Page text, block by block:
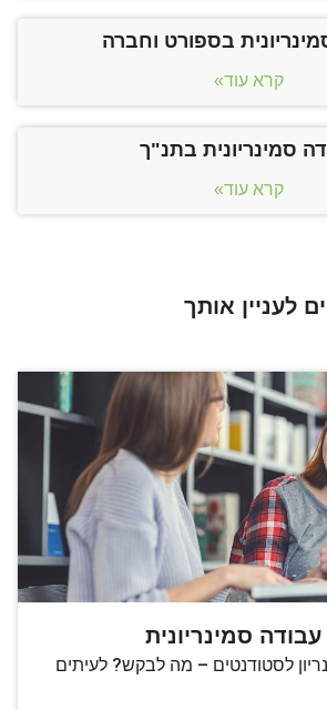
בספורט וחברה
קרא עוד»
סמינריונית בתנ"ך
קרא עוד»
לעניין אותך
סמינריונית
לסטודנטים – מה לבקש? לעיתים